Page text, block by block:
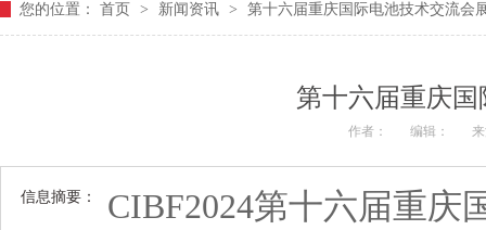
您的位置： 首页 > 新闻资讯 > 第十六届重庆国际电池技术交流会
第十六届重庆
作者： 编辑：
信息摘要：
CIBF2024第十六届重庆